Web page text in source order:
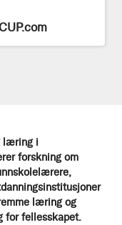
læring i
forskning om
læring og
for fellesskapet.